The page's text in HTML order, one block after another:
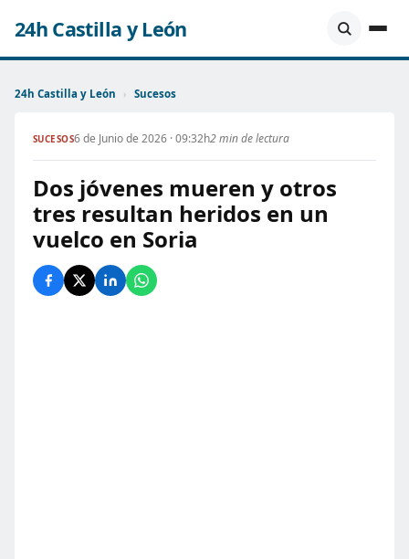
24h Castilla y León
24h Castilla y León › Sucesos
SUCESOS6 de Junio de 2026 · 09:32h2 min de lectura
Dos jóvenes mueren y otros
tres resultan heridos en un
vuelco en Soria